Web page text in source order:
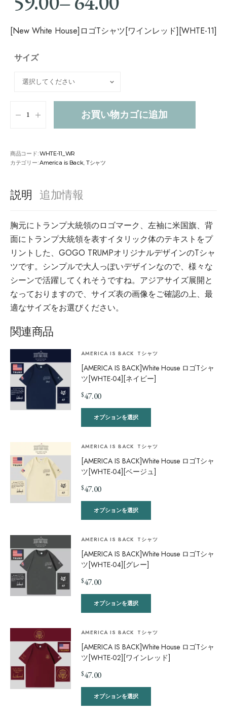
[New White House]ロゴTシャツ[ワインレッド][WHTE-11]
サイズ
お買い物カゴに追加
商品コード:WHTE-11_WR
カテゴリー:America is Back Tシャツ
説明 追加情報
胸元にトランプ大統領のロゴマーク、左袖に米国旗、背
面にトランプ大統領を表すイタリック体のテキストをプ
リントした、GOGO TRUMPオリジナルデザインのTシャ
ツです。シンプルで大人っぽいデザインなので、様々な
シーンで活躍してくれそうですね。アジアサイズ展開と
なっておりますので、サイズ表の画像をご確認の上、最
適なサイズをお選びください。
関連商品
AMERICA IS BACK Tシャツ
[AMERICA IS BACK]White House ロゴTシャ
ツ[WHTE-04][ネイビー]
$47.00
オプションを選択
AMERICA IS BACK Tシャツ
[AMERICA IS BACK]White House ロゴTシャ
ツ[WHTE-04][ベージュ]
$47.00
オプションを選択
AMERICA IS BACK Tシャツ
[AMERICA IS BACK]White House ロゴTシャ
ツ[WHTE-04][グレー]
$47.00
オプションを選択
AMERICA IS BACK Tシャツ
[AMERICA IS BACK]White House ロゴTシャ
ツ[WHTE-02][ワインレッド]
$47.00
オプションを選択